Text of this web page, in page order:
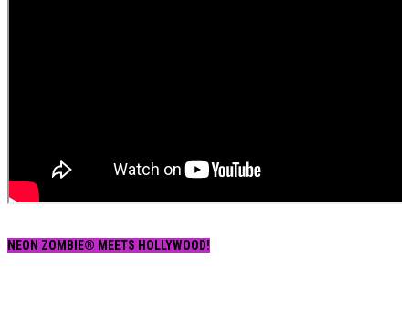
NEON ZOMBIE® MEETS HOLLYWOOD!